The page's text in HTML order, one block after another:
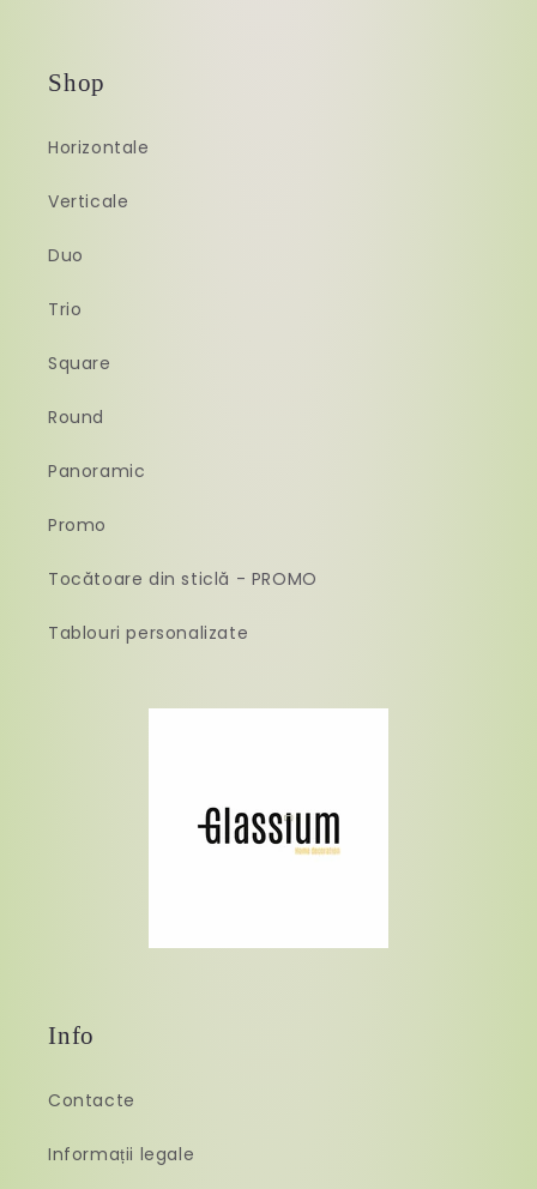
Shop
Horizontale
Verticale
Duo
Trio
Square
Round
Panoramic
Promo
Tocătoare din sticlă - PROMO
Tablouri personalizate
Info
Contacte
Informații legale